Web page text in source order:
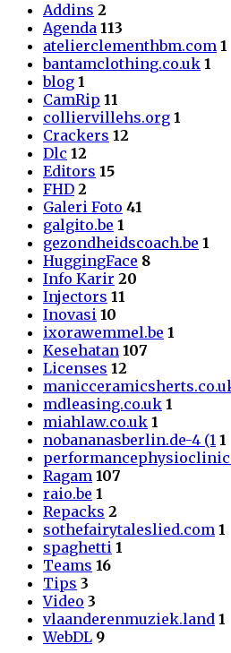
Addins 2
Agenda 113
atelierclementhbm.com 1
bantamclothing.co.uk 1
blog 1
CamRip 11
colliervillehs.org 1
Crackers 12
Dlc 12
Editors 15
FHD 2
Galeri Foto 41
galgito.be 1
gezondheidscoach.be 1
HuggingFace 8
Info Karir 20
Injectors 11
Inovasi 10
ixorawemmel.be 1
Kesehatan 107
Licenses 12
mdleasing.co.uk 1
miahlaw.co.uk 1
nobananasberlin.de-4 (1 1
Ragam 107
raio.be 1
Repacks 2
sothefairytaleslied.com 1
spaghetti 1
Teams 16
Tips 3
Video 3
vlaanderenmuziek.land 1
WebDL 9